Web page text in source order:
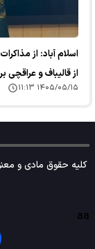
اسلام آباد: از
از قالیباف و عراقچی
۱۴۰۵/۰۵/۱۵ ۱۱:۱۳
کلیه حقوق مادی و
aa